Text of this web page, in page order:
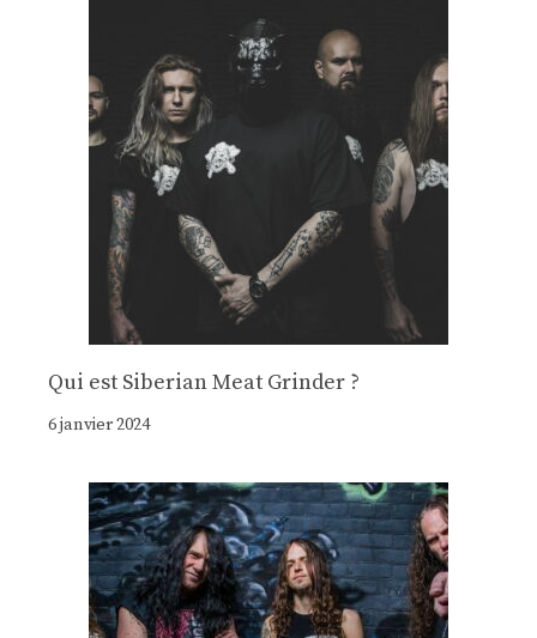
Qui est Siberian Meat Grinder ?
6 janvier 2024